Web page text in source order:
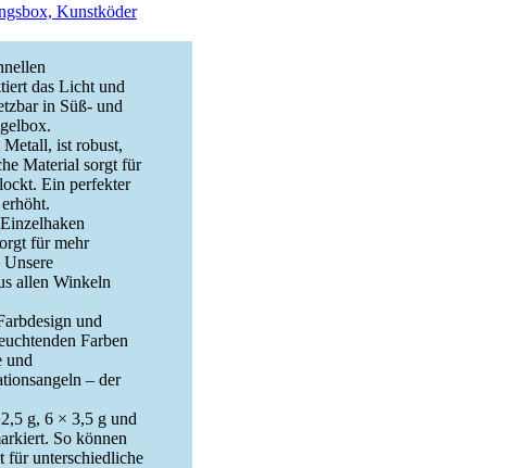
Kunstköder
das Licht und
in Süß- und
ist robust,
Material sorgt für
Ein perfekter
für mehr
allen Winkeln
und
Farben
und
– der
g, 6 × 3,5 g und
So können
für unterschiedliche